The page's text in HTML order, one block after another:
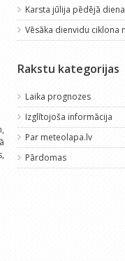
Karsta jūlija pēdējā diena
Vēsāka dienvidu ciklona
Rakstu kategorijas
Laika prognozes
Izglītojoša informācija
Par meteolapa.lv
Pārdomas